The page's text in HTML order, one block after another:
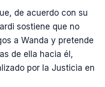
de acuerdo con su
sostiene que no
a Wanda y pretende
de ella hacia él,
por la Justicia en